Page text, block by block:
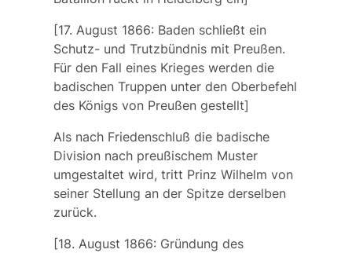
[17. August 1866: Baden schließt ein
Schutz- und Trutzbündnis mit Preußen.
Für den Fall eines Krieges werden die
badischen Truppen unter den Oberbefehl
des Königs von Preußen gestellt]
Als nach Friedenschluß die badische
Division nach preußischem Muster
umgestaltet wird, tritt Prinz Wilhelm von
seiner Stellung an der Spitze derselben
zurück.
[18. August 1866: Gründung des